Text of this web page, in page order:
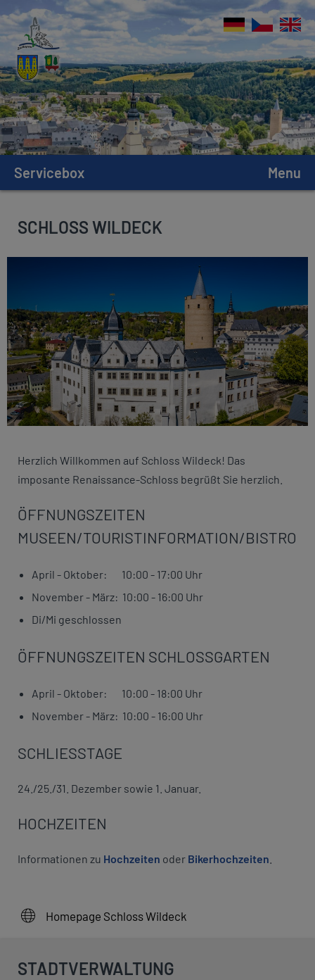
Servicebox Menu
SCHLOSS WILDECK
Herzlich Willkommen auf Schloss Wildeck! Das
imposante Renaissance-Schloss begrüßt Sie herzlich.
ÖFFNUNGSZEITEN
MUSEEN/TOURISTINFORMATION/BISTRO
April - Oktober: 10:00 - 17:00 Uhr
November - März: 10:00 - 16:00 Uhr
Di/Mi geschlossen
ÖFFNUNGSZEITEN SCHLOSSGARTEN
April - Oktober: 10:00 - 18:00 Uhr
November - März: 10:00 - 16:00 Uhr
SCHLIESSTAGE
24./25./31. Dezember sowie 1. Januar.
HOCHZEITEN
Informationen zu Hochzeiten oder Bikerhochzeiten
Homepage Schloss Wildeck
STADTVERWALTUNG